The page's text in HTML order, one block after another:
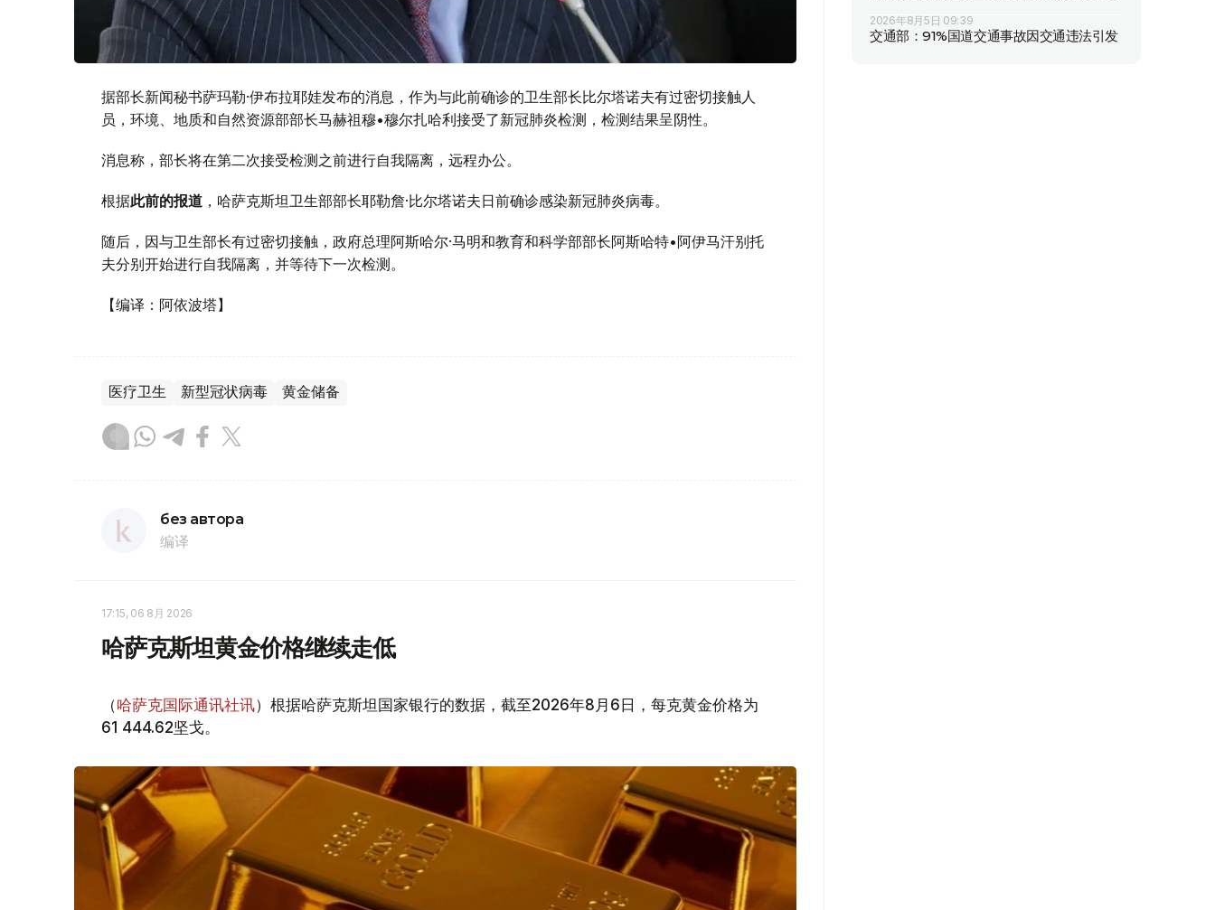
据部长新闻秘书萨玛勒·伊布拉耶娃发布的消息，作为与此前确诊的卫生部长比尔塔诺夫有过密切接触人
员，环境、地质和自然资源部部长马赫祖穆•穆尔扎哈利接受了新冠肺炎检测，检测结果呈阴性。
消息称，部长将在第二次接受检测之前进行自我隔离，远程办公。
根据此前的报道 ，哈萨克斯坦卫生部部长耶勒詹·比尔塔诺夫日前确诊感染新冠肺炎病毒。
随后，因与卫生部长有过密切接触，政府总理阿斯哈尔·马明和教育和科学部部长阿斯哈特•阿伊马汗别托
夫分别开始进行自我隔离，并等待下一次检测。
【编译：阿依波塔】
医疗卫生 新型冠状病毒 黄金储备
без автора
编译
17:15, 06 8月 2026
哈萨克斯坦黄金价格继续走低
（哈萨克国际通讯社讯）根据哈萨克斯坦国家银行的数据，截至2026年8月6日，每克黄金价格为
61 444.62坚戈。
2026年8月5日 09:39
交通部：91%国道交通事故因交通违法引发